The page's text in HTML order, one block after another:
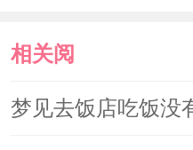
相关阅
读
梦见去饭店吃饭没